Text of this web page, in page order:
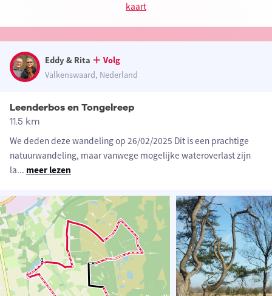
kaart
Eddy & Rita
Volg
Valkenswaard, Nederland
Leenderbos en Tongelreep
11.5 km
We deden deze wandeling op 26/02/2025 Dit is een prachtige
natuurwandeling, maar vanwege mogelijke wateroverlast zijn
la... meer lezen